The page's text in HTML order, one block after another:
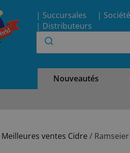
| Succursales | Société
| Distributeurs
Nouveautés
Meilleures ventes Cidre /